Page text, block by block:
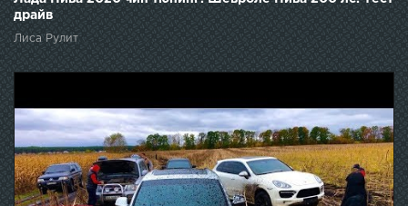
драйв
Лиса Рулит